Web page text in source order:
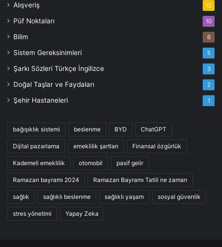
Alışveriş 12
Püf Noktaları 10
Bilim 6
Sistem Gereksinimleri 5
Şarkı Sözleri Türkçe İngilizce 3
Doğal Taşlar ve Faydaları 2
Şehir Hastaneleri 1
bağışıklık sistemi beslenme BYD ChatGPT
Dijital pazarlama emeklilik şartları Finansal özgürlük
Kademeli emeklilik otomobil pasif gelir
Ramazan bayramı 2024 Ramazan Bayramı Tatili ne zaman
sağlık sağlıklı beslenme sağlıklı yaşam sosyal güvenlik
stres yönetimi Yapay Zeka